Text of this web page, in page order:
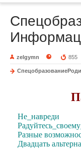
zelgymn 855
Не_навреди
Разные
Двадцать